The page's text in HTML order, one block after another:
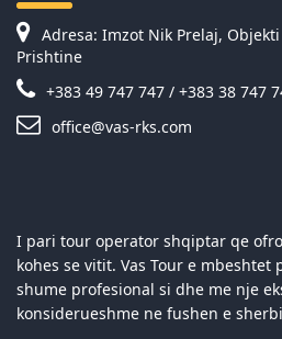
Adresa: Imzot Nik Prelaj,
Prishtine
+383 49 747 747 / +383 38 747
office@vas-rks.com
I pari tour operator shqiptar qe
kohes se vitit. Vas Tour e
shume profesional si dhe me nje
konsiderueshme ne fushen e